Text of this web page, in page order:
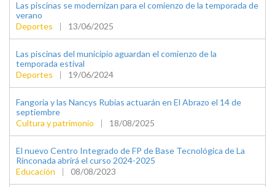
Las piscinas se modernizan para el comienzo de la temporada de
verano
Deportes
| 13/06/2025
Las piscinas del municipio aguardan el comienzo de la
temporada estival
Deportes
| 19/06/2024
Fangoria y las Nancys Rubias actuarán en El Abrazo el 14 de
septiembre
Cultura y patrimonio
| 18/08/2025
El nuevo Centro Integrado de FP de Base Tecnológica de La
Rinconada abrirá el curso 2024-2025
Educación
| 08/08/2023